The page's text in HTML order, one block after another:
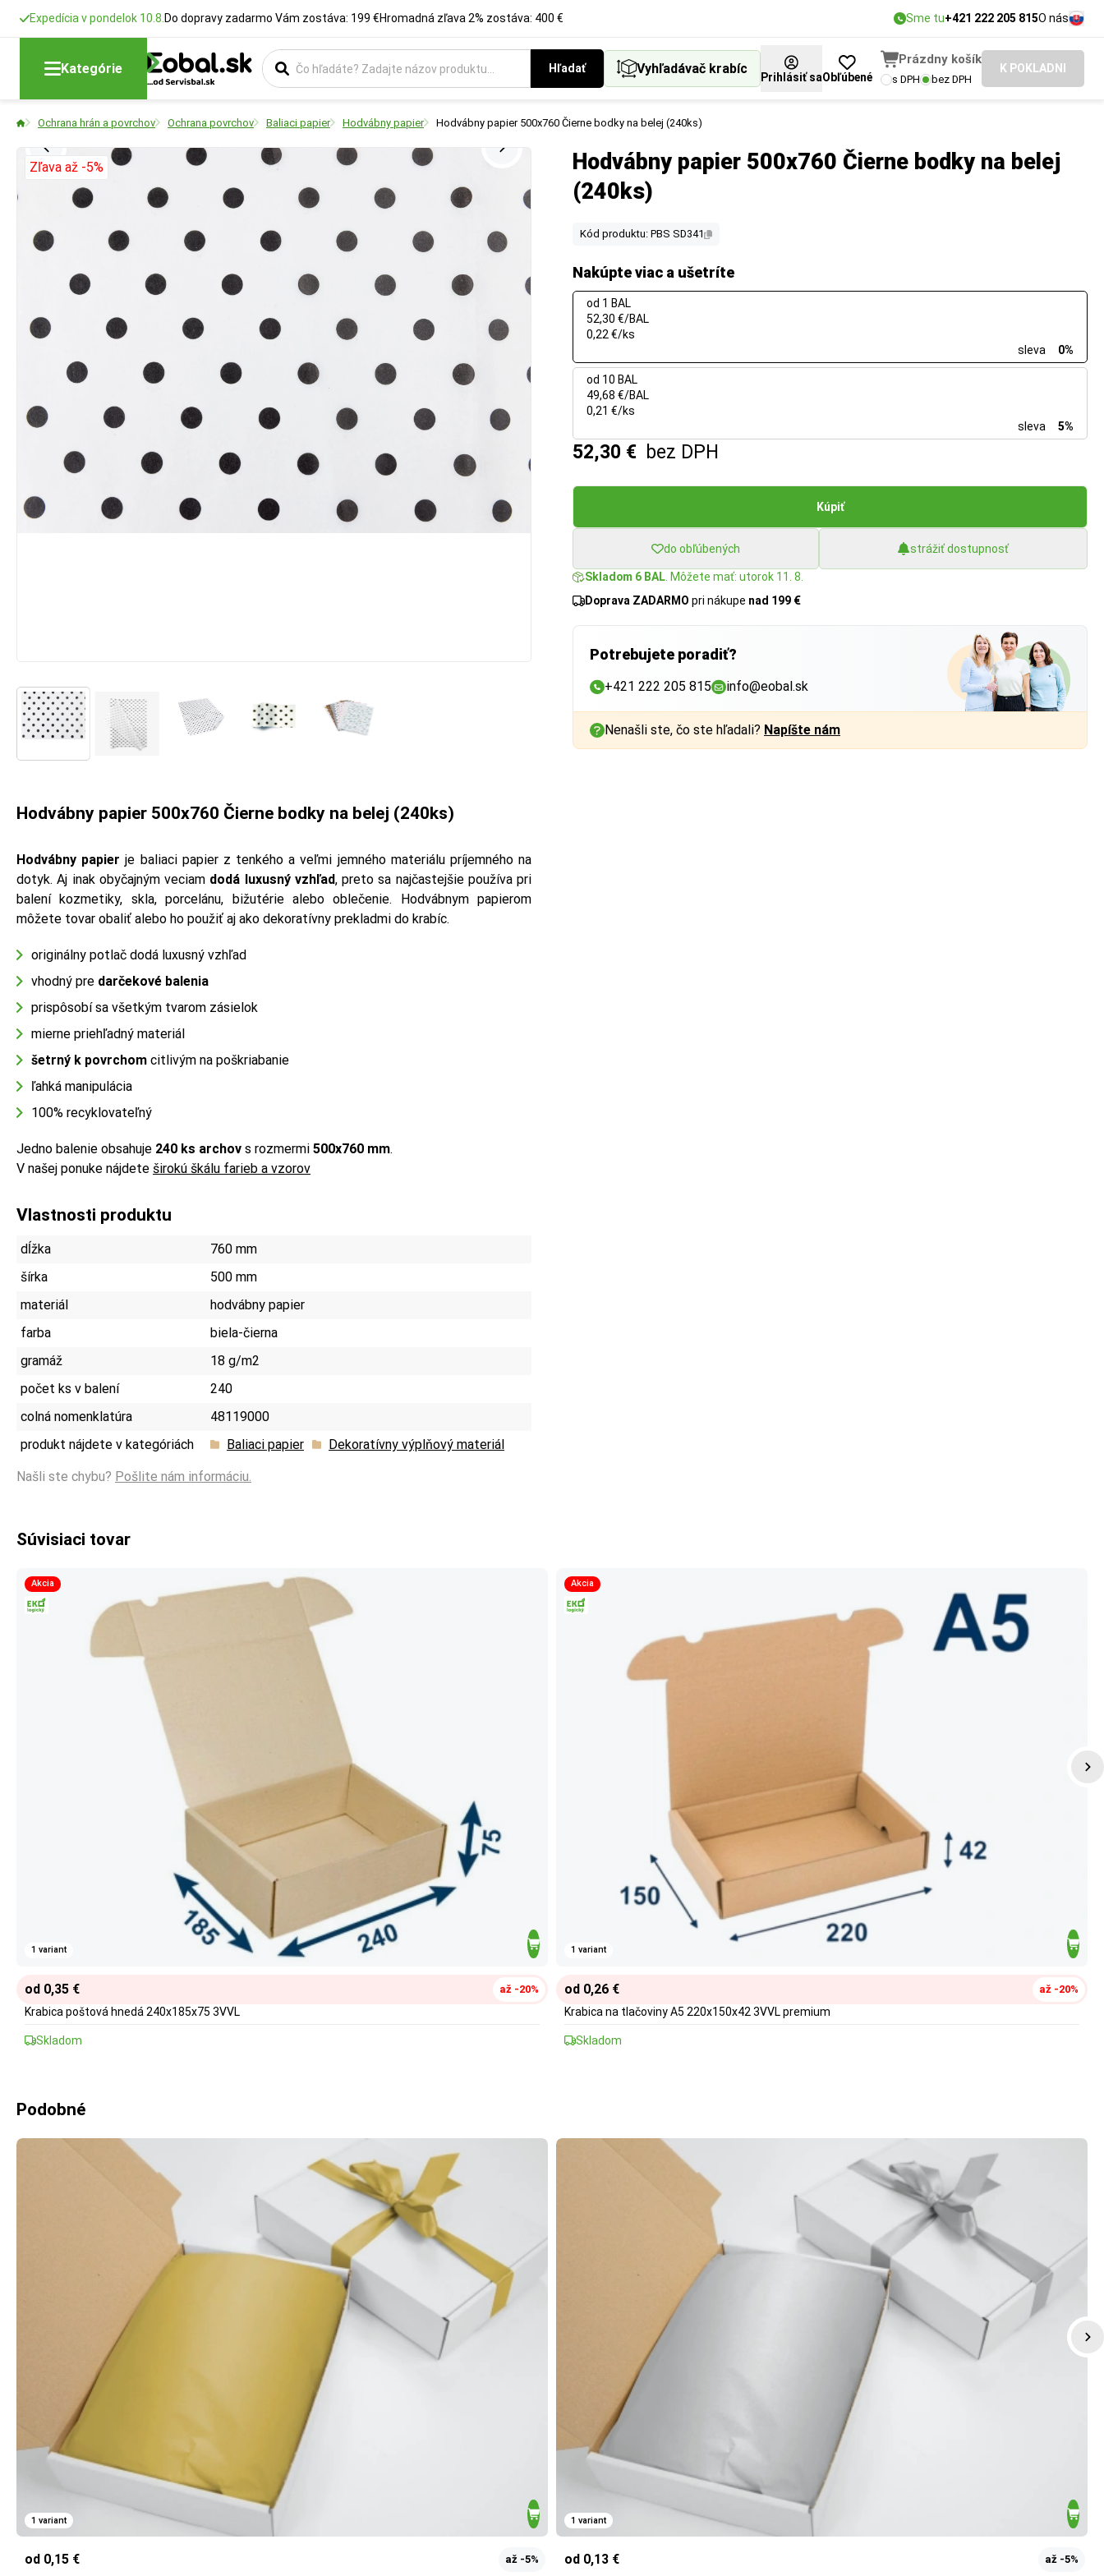
Expedícia v pondelok 10.8. Do dopravy zadarmo Vám zostáva: 199 €Hromadná zľava 2% zostáva: 400 € Sme tu+421 222 205 815O nás
Kategórie Hľadať Vyhľadávač krabíc
Prihlásiť saObľúbené
Prázdny košík
s DPH bez DPH
K POKLADNI
Ochrana hrán a povrchov Ochrana povrchov Baliaci papier Hodvábny papier Hodvábny papier 500x760 Čierne bodky na belej (240ks)
Hodvábny papier 500x760 Čierne bodky na belej
(240ks)
Kód produktu: PBS SD341
Nakúpte viac a ušetríte
od 1 BAL
52,30 €/BAL
0,22 €/ks
sleva
0%
od 10 BAL
49,68 €/BAL
0,21 €/ks
sleva
5%
52,30 € bez DPH
Kúpiť
do obľúbených strážiť dostupnosť
Skladom 6 BAL . Môžete mať: utorok 11. 8.
Doprava ZADARMO pri nákupe nad 199 €
Potrebujete poradiť?
+421 222 205 815 info@eobal.sk
Nenašli ste, čo ste hľadali? Napíšte nám
Zľava až -5%
Hodvábny papier 500x760 Čierne bodky na belej (240ks)
Hodvábny papier je baliaci papier z tenkého a veľmi jemného materiálu príjemného na
dotyk. Aj inak obyčajným veciam dodá luxusný vzhľad, preto sa najčastejšie používa pri
balení kozmetiky, skla, porcelánu, bižutérie alebo oblečenie. Hodvábnym papierom
môžete tovar obaliť alebo ho použiť aj ako dekoratívny prekladmi do krabíc.
originálny potlač dodá luxusný vzhľad
vhodný pre darčekové balenia
prispôsobí sa všetkým tvarom zásielok
mierne priehľadný materiál
šetrný k povrchom citlivým na poškriabanie
ľahká manipulácia
100% recyklovateľný
Jedno balenie obsahuje 240 ks archov s rozmermi 500x760 mm.
V našej ponuke nájdete širokú škálu farieb a vzorov
Vlastnosti produktu
dĺžka
760 mm
šírka
500 mm
materiál
hodvábny papier
farba
biela-čierna
gramáž
18 g/m2
počet ks v balení
240
colná nomenklatúra
48119000
produkt nájdete v kategóriách
Baliaci papier Dekoratívny výplňový materiál
Našli ste chybu? Pošlite nám informáciu.
Súvisiaci tovar
Akcia
1 variant
od 0,35 € až -20%
Krabica poštová hnedá 240x185x75 3VVL
Skladom
Akcia
1 variant
od 0,26 € až -20%
Krabica na tlačoviny A5 220x150x42 3VVL premium
Skladom
Podobné
1 variant
od 0,15 € až -5%
1 variant
od 0,13 € až -5%